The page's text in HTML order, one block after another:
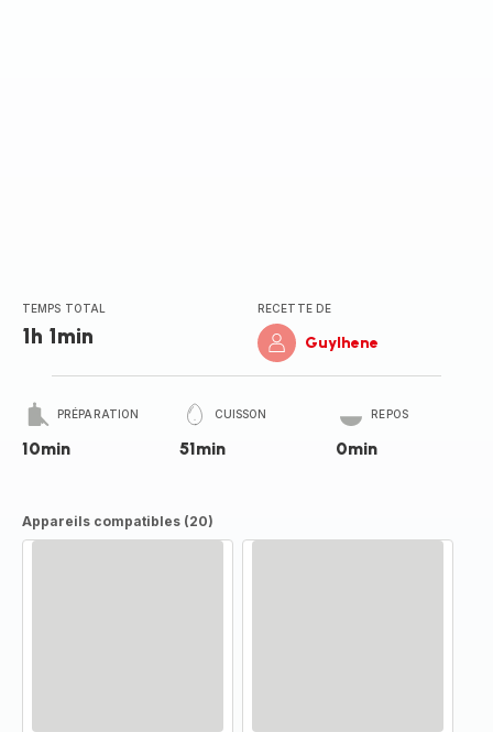
TEMPS TOTAL
1h 1min
RECETTE DE
Guylhene
PRÉPARATION
10min
CUISSON
51min
REPOS
0min
Appareils compatibles (20)